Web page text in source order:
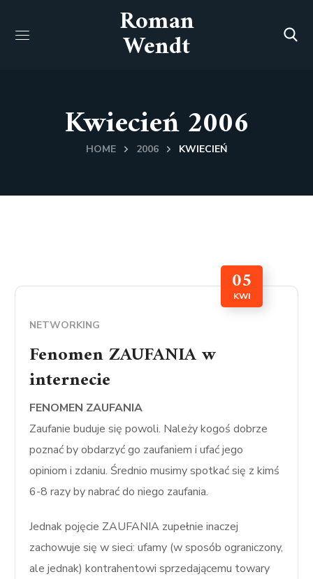
Roman
Wendt
Kwiecień 2006
HOME 2006 KWIECIEŃ
05
KWI
NETWORKING
Fenomen ZAUFANIA w
internecie
FENOMEN ZAUFANIA
Zaufanie buduje się powoli. Należy kogoś dobrze
poznać by obdarzyć go zaufaniem i ufać jego
opiniom i zdaniu. Średnio musimy spotkać się z kimś
6-8 razy by nabrać do niego zaufania.
Jednak pojęcie ZAUFANIA zupełnie inaczej
zachowuje się w sieci: ufamy (w sposób ograniczony,
ale jednak) kontrahentowi sprzedającemu towary